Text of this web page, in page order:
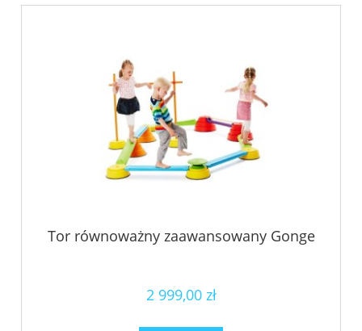
Tor równoważny zaawansowany Gonge
2 999,00 zł